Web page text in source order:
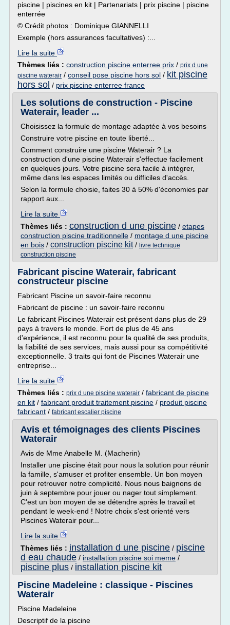
piscine | piscines en kit | Partenariats | prix piscine | piscine
enterrée
© Crédit photos : Dominique GIANNELLI
Exemple (hors assurances facultatives) :...
Lire la suite
Thèmes liés : construction piscine enterree prix / prix d une
piscine waterair / conseil pose piscine hors sol / kit piscine
hors sol / prix piscine enterree france
Les solutions de construction - Piscine
Waterair, leader ...
Choisissez la formule de montage adaptée à vos besoins
Construire votre piscine en toute liberté...
Comment construire une piscine Waterair ? La
construction d'une piscine Waterair s'effectue facilement
en quelques jours. Votre piscine sera facile à intégrer,
même dans les espaces limités ou difficiles d'accès.
Selon la formule choisie, faites 30 à 50% d'économies par
rapport aux...
Lire la suite
Thèmes liés : construction d une piscine / etapes
construction piscine traditionnelle / montage d une piscine
en bois / construction piscine kit/ livre technique
construction piscine
Fabricant piscine Waterair, fabricant
constructeur piscine
Fabricant Piscine un savoir-faire reconnu
Fabricant de piscine : un savoir-faire reconnu
Le fabricant Piscines Waterair est présent dans plus de 29
pays à travers le monde. Fort de plus de 45 ans
d'expérience, il est reconnu pour la qualité de ses produits,
la fiabilité de ses services, mais aussi pour sa compétitivité
exceptionnelle. 3 traits qui font de Piscines Waterair une
entreprise...
Lire la suite
Thèmes liés : prix d une piscine waterair / fabricant de piscine
en kit / fabricant produit traitement piscine / produit piscine
fabricant / fabricant escalier piscine
Avis et témoignages des clients Piscines
Waterair
Avis de Mme Anabelle M. (Macherin)
Installer une piscine était pour nous la solution pour réunir
la famille, s'amuser et profiter ensemble. Un bon moyen
pour retrouver notre complicité. Nous nous baignons de
juin à septembre pour jouer ou nager tout simplement.
C'est un bon moyen de se détendre après le travail et
pendant le week-end ! Notre choix s'est orienté vers
Piscines Waterair pour...
Lire la suite
Thèmes liés : installation d une piscine / piscine
d eau chaude / installation piscine soi meme /
piscine plus / installation piscine kit
Piscine Madeleine : classique - Piscines
Waterair
Piscine Madeleine
Descriptif de la piscine